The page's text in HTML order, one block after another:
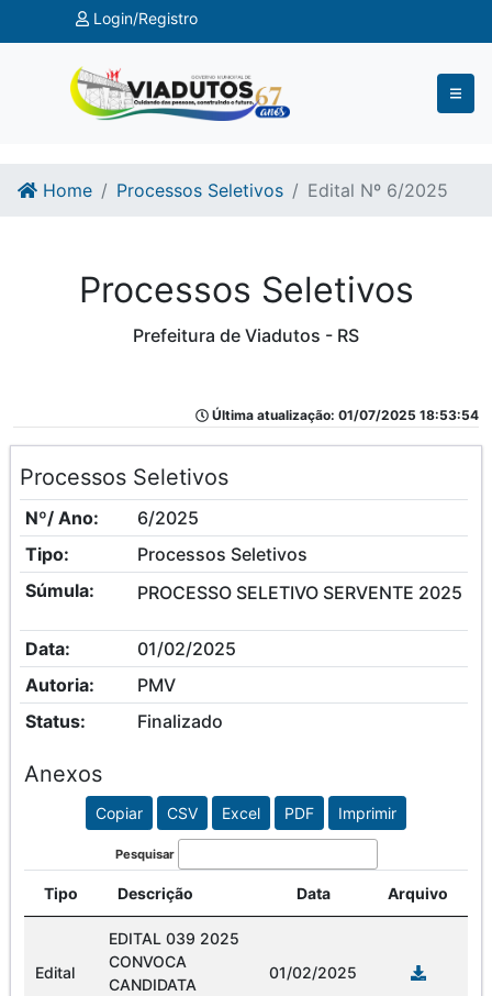
Ir para o conteúdo
Ir para o fim do conteúdo
Login/Registro
Home Processos Seletivos Edital Nº 6/2025
Processos Seletivos
Prefeitura de Viadutos - RS
Última atualização: 01/07/2025 18:53:54
Processos Seletivos
Nº/ Ano:
6/2025
Tipo:
Processos Seletivos
Súmula:
PROCESSO SELETIVO SERVENTE 2025
Data:
01/02/2025
Autoria:
PMV
Status:
Finalizado
Anexos
Copiar CSV Excel PDF Imprimir
Pesquisar
Tipo Descrição Data Arquivo
Edital
EDITAL 039 2025
CONVOCA
CANDIDATA
01/02/2025